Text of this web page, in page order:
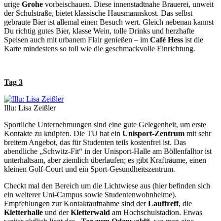
urige Grohe vorbeischauen. Diese innenstadtnahe Brauerei, unweit
der Schulstraße, bietet klassische Hausmannskost. Das selbst
gebraute Bier ist allemal einen Besuch wert. Gleich nebenan kannst
Du richtig gutes Bier, klasse Wein, tolle Drinks und herzhafte
Speisen auch mit urbanem Flair genießen – im Café Hess ist die
Karte mindestens so toll wie die geschmackvolle Einrichtung.
Tag 3
Illu: Lisa Zeißler
Sportliche Unternehmungen sind eine gute Gelegenheit, um erste
Kontakte zu knüpfen. Die TU hat ein Unisport-Zentrum mit sehr
breitem Angebot, das für Studenten teils kostenfrei ist. Das
abendliche „Schwitz-Fit“ in der Unisport-Halle am Böllenfalltor ist
unterhaltsam, aber ziemlich überlaufen; es gibt Krafträume, einen
kleinen Golf-Court und ein Sport-Gesundheitszentrum.
Checkt mal den Bereich um die Lichtwiese aus (hier befinden sich
ein weiterer Uni-Campus sowie Studentenwohnheime).
Empfehlungen zur Kontaktaufnahme sind derLauftreff, die
Kletterhalle und derKletterwald am Hochschulstadion. Etwas